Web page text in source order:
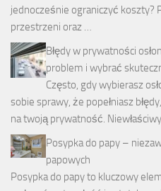
jednocześnie ograniczyć koszty?
przestrzeni oraz …
Błędy w prywatności
problem i wybrać
Często, gdy wybierasz
sobie sprawy, że popełniasz
na twoją prywatność.
Posypka do papy –
papowych
Posypka do papy to kluczowy